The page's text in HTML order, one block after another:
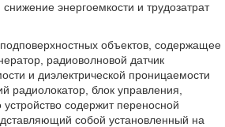
энергоемкости и трудозатрат
объектов, содержащее
радиоволновой датчик
и диэлектрической проницаемости
радиолокатор, блок управления,
содержит переносной
собой установленный на